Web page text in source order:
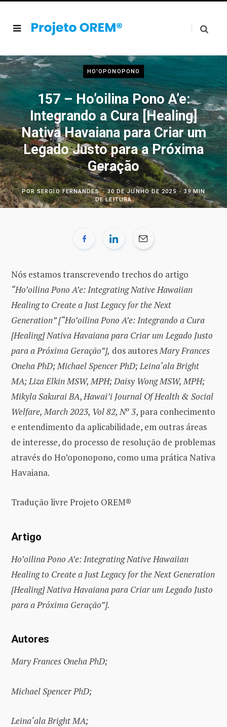
HO'OPONOPONO
157 – Ho’oilina Pono A’e:
Integrando a Cura [Healing]
Nativa Havaiana para Criar um
Legado Justo para a Próxima
Geração
PORSERGIO FERNANDES 30 DE JUNHO DE 2025
39 MIN
DE LEITURA
Nós estamos transcrevendo trechos do artigo
“Ho’oilina Pono A’e: Integrating Native Hawaiian
Healing to Create a Just Legacy for the Next
Generation” [“Ho’oilina Pono A’e: Integrando a Cura
[Healing] Nativa Havaiana para Criar um Legado Justo
para a Próxima Geração”], dos autoresMary Frances
Oneha PhD; Michael Spencer PhD; Leina‘ala Bright
MA; Liza Elkin MSW, MPH; Daisy Wong MSW, MPH;
Mikyla Sakurai BA,Hawai’i Journal Of Health & Social
Welfare, March 2023, Vol 82, Nº 3, para conhecimento
e entendimento da aplicabilidade, em outras áreas
de interesse, do processo de resolução de problemas
através do Ho’oponopono, como uma prática Nativa
Havaiana.
Tradução livre Projeto OREM®
Artigo
Ho’oilina Pono A’e: Integrating Native Hawaiian
Healing to Create a Just Legacy for the Next Generation
[Healing] Nativa Havaiana para Criar um Legado Justo
para a Próxima Geração”].
Autores
Mary Frances Oneha PhD;
Michael Spencer PhD;
Leina‘ala Bright MA;